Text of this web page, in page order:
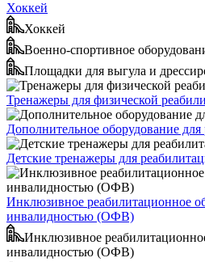
Хоккей
Хоккей
Военно-спортивное
Площадки для выгула и
Тренажеры для физической
Дополнительное оборудование для
Детские тренажеры для
Инклюзивное реабилитационное
инвалидностью (ОФВ)
Инклюзивное
инвалидностью (ОФВ)